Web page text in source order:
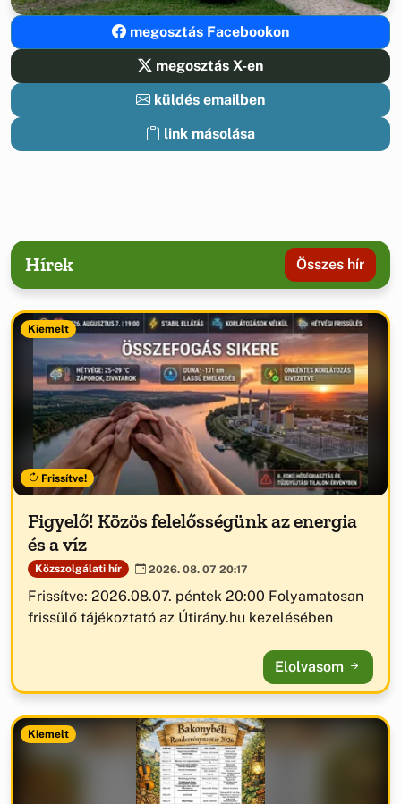
megosztás Facebookon
megosztás X-en
küldés emailben
link másolása
Hírek Összes hír
Kiemelt
Frissítve!
Figyelő! Közös felelősségünk az energia
és a víz
Közszolgálati hír 2026. 08. 07 20:17
Frissítve: 2026.08.07. péntek 20:00 Folyamatosan
frissülő tájékoztató az Útirány.hu kezelésében
Elolvasom
Kiemelt